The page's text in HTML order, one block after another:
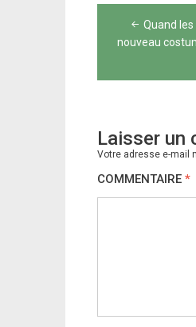
de
l’article
Quand
nouveau
Laisser un
Votre adresse e-mail
COMMENTAIRE *